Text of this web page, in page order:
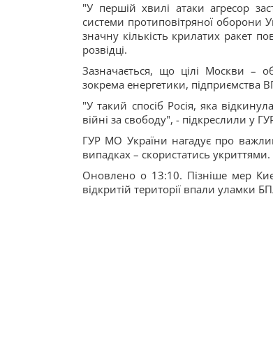
"У першій хвилі атаки агресор
системи протиповітряної оборони
значну кількість крилатих ракет
розвідці.
Зазначається, що цілі Москви –
зокрема енергетики, підприємства
"У такий спосіб Росія, яка
війні за свободу", - підкреслили у
ГУР МО України нагадує про
випадках – скористатись укриттями.
Оновлено о 13:10. Пізніше мер
відкритій території впали уламки